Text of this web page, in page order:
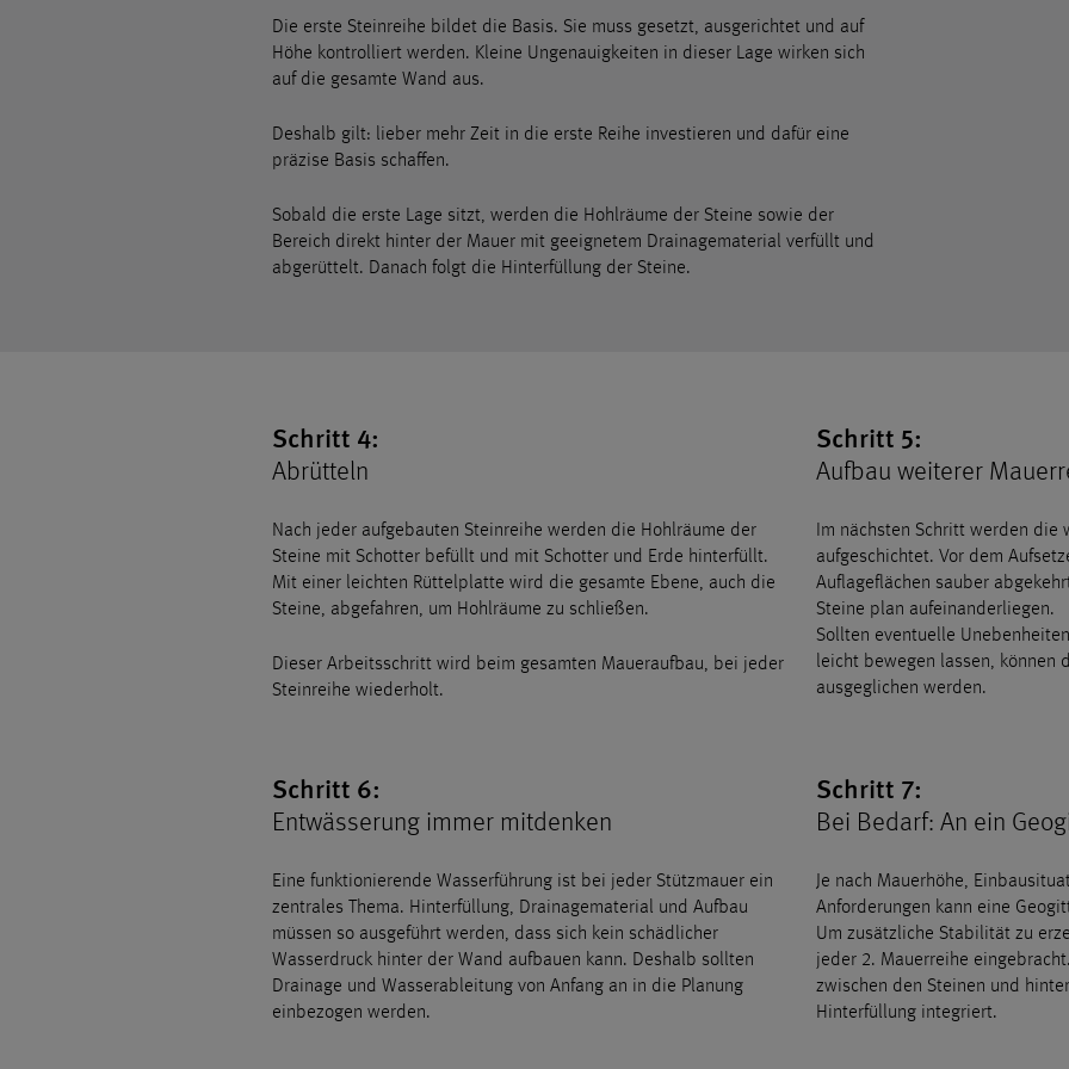
Die erste Steinreihe bildet die Basis. Sie muss gesetzt, ausgerichtet und auf
Höhe kontrolliert werden. Kleine Ungenauigkeiten in dieser Lage wirken sich
auf die gesamte Wand aus.
Deshalb gilt: lieber mehr Zeit in die erste Reihe investieren und dafür eine
präzise Basis schaffen.
Sobald die erste Lage sitzt, werden die Hohlräume der Steine sowie der
Bereich direkt hinter der Mauer mit geeignetem Drainagematerial verfüllt und
abgerüttelt. Danach folgt die Hinterfüllung der Steine.
Schritt 4:
Abrütteln
Nach jeder aufgebauten Steinreihe werden die Hohlräume der
Steine mit Schotter befüllt und mit Schotter und Erde hinterfüllt.
Mit einer leichten Rüttelplatte wird die gesamte Ebene, auch die
Steine, abgefahren, um Hohlräume zu schließen.
Dieser Arbeitsschritt wird beim gesamten Maueraufbau, bei jeder
Steinreihe wiederholt.
Schritt 5:
Aufbau weiterer
Im nächsten Schritt werden die
aufgeschichtet. Vor dem
Auflageflächen sauber
Steine plan aufeinanderliegen.
Sollten eventuelle
leicht bewegen lassen, können
ausgeglichen werden.
Schritt 6:
Entwässerung immer mitdenken
Eine funktionierende Wasserführung ist bei jeder Stützmauer ein
zentrales Thema. Hinterfüllung, Drainagematerial und Aufbau
müssen so ausgeführt werden, dass sich kein schädlicher
Wasserdruck hinter der Wand aufbauen kann. Deshalb sollten
Drainage und Wasserableitung von Anfang an in die Planung
einbezogen werden.
Schritt 7:
Bei Bedarf: An ein
Je nach Mauerhöhe,
Anforderungen kann eine
Um zusätzliche Stabilität zu
jeder 2. Mauerreihe
zwischen den Steinen und
Hinterfüllung integriert.